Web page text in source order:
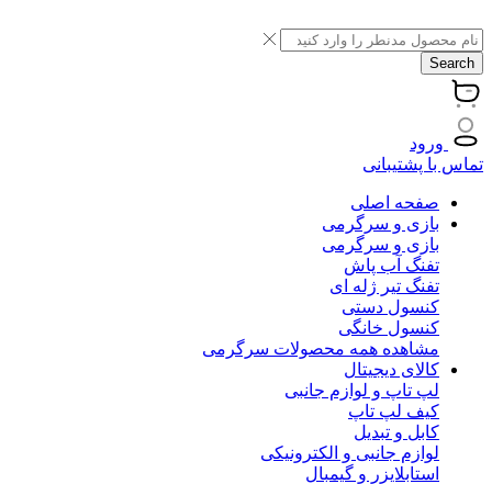
Search
ورود
تماس با پشتیبانی
صفحه اصلی
بازی و سرگرمی
بازی و سرگرمی
تفنگ آب پاش
تفنگ تیر ژله ای
کنسول دستی
کنسول خانگی
مشاهده همه محصولات سرگرمی
کالای دیجیتال
لپ تاپ و لوازم جانبی
کیف لپ تاپ
کابل و تبدیل
لوازم جانبی و الکترونیکی
استابلایزر و گیمبال